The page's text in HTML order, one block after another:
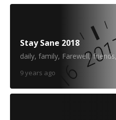
Stay Sane 2018
daily, family, Farewell,friends
9 years ago